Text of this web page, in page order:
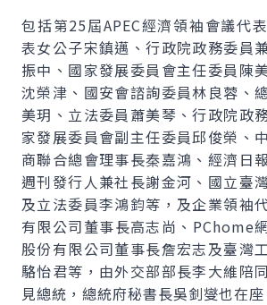
包括第25屆APEC經濟領袖會議代
表女公子宋鎮邁、行政院政務委員
振中、國家發展委員會主任委員陳
沈榮津、國安會諮詢委員林良蓉、
美玥、立法委員蕭美琴、行政院政
家發展委員會副主任委員邱俊榮、
商聯合總會理事長秦嘉鴻、經濟日
週刊發行人兼社長謝金河、國立臺
及立法委員李鴻鈞等，及企業領袖
有限公司董事長高志尚、 PChome
股份有限公司董事長詹宏志及臺灣
駱怡君等，由外交部部長李大維陪
見總統，總統府秘書長吳釗燮也在座